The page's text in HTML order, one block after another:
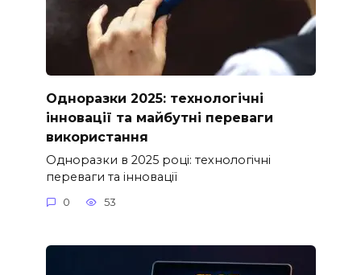
Одноразки 2025: технологічні
інновації та майбутні переваги
використання
Одноразки в 2025 році: технологічні
переваги та інновації
0 53